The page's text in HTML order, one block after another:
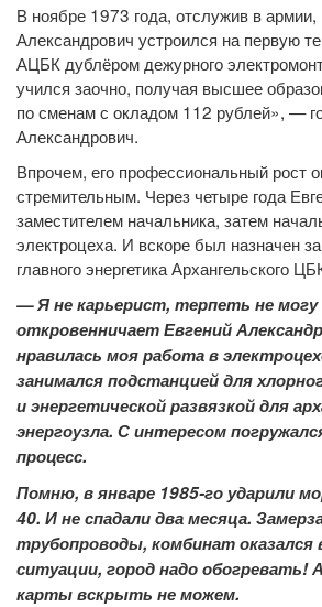
В ноябре 1973 года, отслужив в армии,
Александрович устроился на первую
АЦБК дублёром дежурного
учился заочно, получая высшее
по сменам с окладом 112 рублей», —
Александрович.
Впрочем, его профессиональный рост
стремительным. Через четыре года
заместителем начальника, затем
электроцеха. И вскоре был назначен
главного энергетика Архангельского
— Я не карьерист, терпеть не
откровенничает Евгений
нравилась моя работа в
занимался подстанцией для
и энергетической развязкой для
энергоузла. С интересом
процесс.
Помню, в январе 1985-го ударили
40. И не спадали два месяца.
трубопроводы, комбинат оказался
ситуации, город надо обогревать!
карты вскрыть не можем.